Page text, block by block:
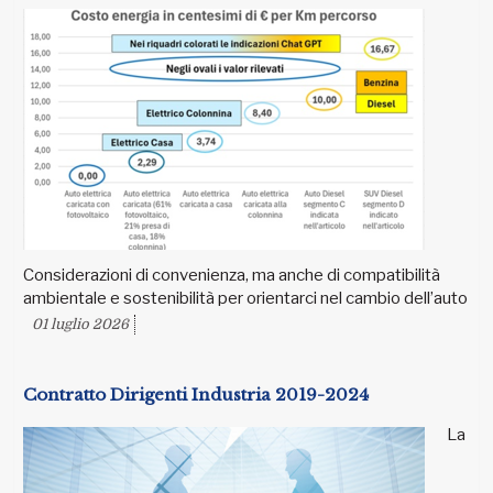
Considerazioni di convenienza, ma anche di compatibilità
ambientale e sostenibilità per orientarci nel cambio dell’auto
01 luglio 2026
Contratto Dirigenti Industria 2019-2024
La